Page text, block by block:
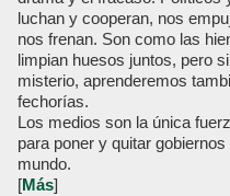
luchan y cooperan, nos
nos frenan. Son como las
limpian huesos juntos, pero
misterio, aprenderemos
fechorías.
Los medios son la única
para poner y quitar
mundo.
[Más]